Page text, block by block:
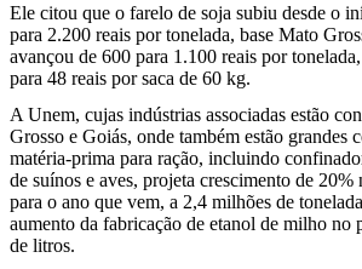
Ele citou que o farelo de soja subiu desde o
para 2.200 reais por tonelada, base Mato
avançou de 600 para 1.100 reais por
para 48 reais por saca de 60 kg.
A Unem, cujas indústrias associadas estão
Grosso e Goiás, onde também estão grandes
matéria-prima para ração, incluindo
de suínos e aves, projeta crescimento de
para o ano que vem, a 2,4 milhões de
aumento da fabricação de etanol de milho no
de litros.